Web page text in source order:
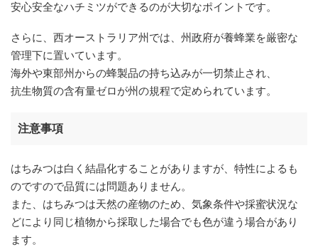
安心安全なハチミツができるのが大切なポイントです。
さらに、西オーストラリア州では、州政府が養蜂業を厳密な
管理下に置いています。
海外や東部州からの蜂製品の持ち込みが一切禁止され、
抗生物質の含有量ゼロが州の規程で定められています。
注意事項
はちみつは白く結晶化することがありますが、特性によるも
のですので品質には問題ありません。
また、はちみつは天然の産物のため、気象条件や採蜜状況な
どにより同じ植物から採取した場合でも色が違う場合があり
ます。